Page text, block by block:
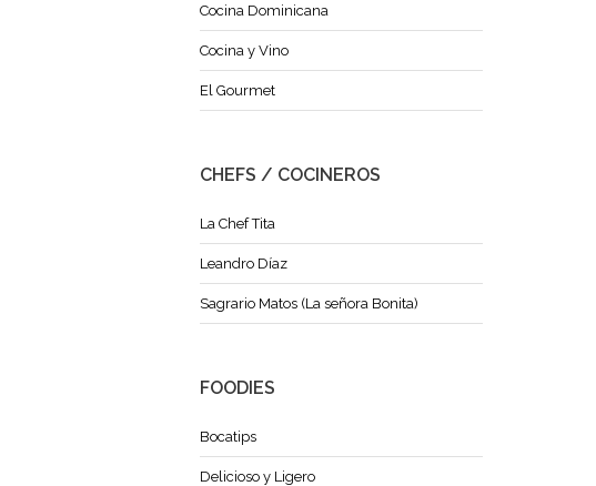
Cocina Dominicana
Cocina y Vino
El Gourmet
CHEFS / COCINEROS
La Chef Tita
Leandro Díaz
Sagrario Matos (La señora Bonita)
FOODIES
Bocatips
Delicioso y Ligero